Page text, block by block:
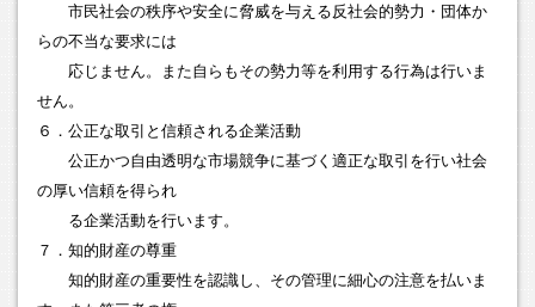
市民社会の秩序や安全に脅威を与える反社会的勢力・団体か
らの不当な要求には
応じません。また自らもその勢力等を利用する行為は行いま
せん。
６．公正な取引と信頼される企業活動
公正かつ自由透明な市場競争に基づく適正な取引を行い社会
の厚い信頼を得られ
る企業活動を行います。
７．知的財産の尊重
知的財産の重要性を認識し、その管理に細心の注意を払いま